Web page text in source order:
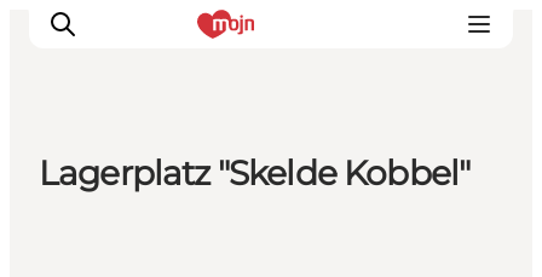
Lagerplatz "Skelde Kobbel"